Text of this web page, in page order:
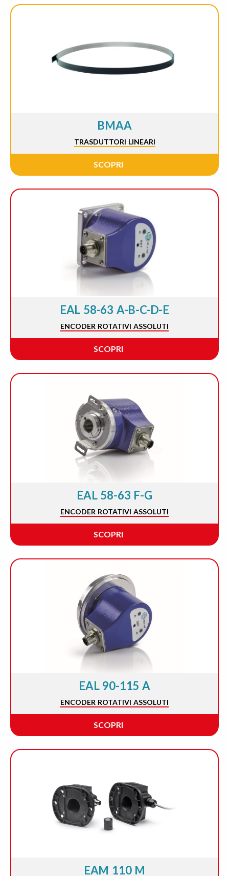
BMAA
TRASDUTTORI LINEARI
SCOPRI
EAL 58-63 A-B-C-D-E
ENCODER ROTATIVI ASSOLUTI
SCOPRI
EAL 58-63 F-G
ENCODER ROTATIVI ASSOLUTI
SCOPRI
EAL 90-115 A
ENCODER ROTATIVI ASSOLUTI
SCOPRI
EAM 110 M